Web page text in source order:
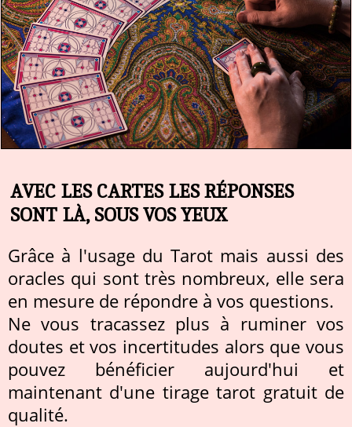
AVEC LES CARTES LES RÉPONSES
SONT LÀ, SOUS VOS YEUX
Grâce à l'usage du Tarot mais aussi des
oracles qui sont très nombreux, elle sera
en mesure de répondre à vos questions.
Ne vous tracassez plus à ruminer vos
doutes et vos incertitudes alors que vous
pouvez bénéficier aujourd'hui et
maintenant d'une tirage tarot gratuit de
qualité.